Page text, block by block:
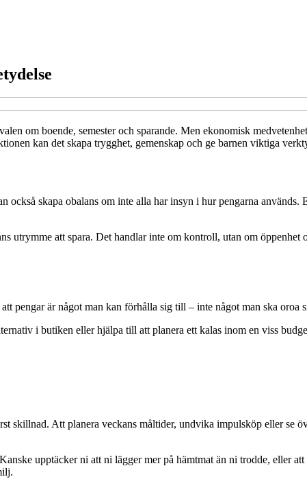
om boende, semester och sparande. Men ekonomisk
kan det skapa trygghet, gemenskap och ge barnen viktiga
skapa obalans om inte alla har insyn i hur pengarna används.
utrymme att spara. Det handlar inte om kontroll, utan om öppenhet
pengar är något man kan förhålla sig till – inte något man ska oroa
i butiken eller hjälpa till att planera ett kalas inom en viss
skillnad. Att planera veckans måltider, undvika impulsköp eller se
upptäcker ni att ni lägger mer på hämtmat än ni trodde, eller